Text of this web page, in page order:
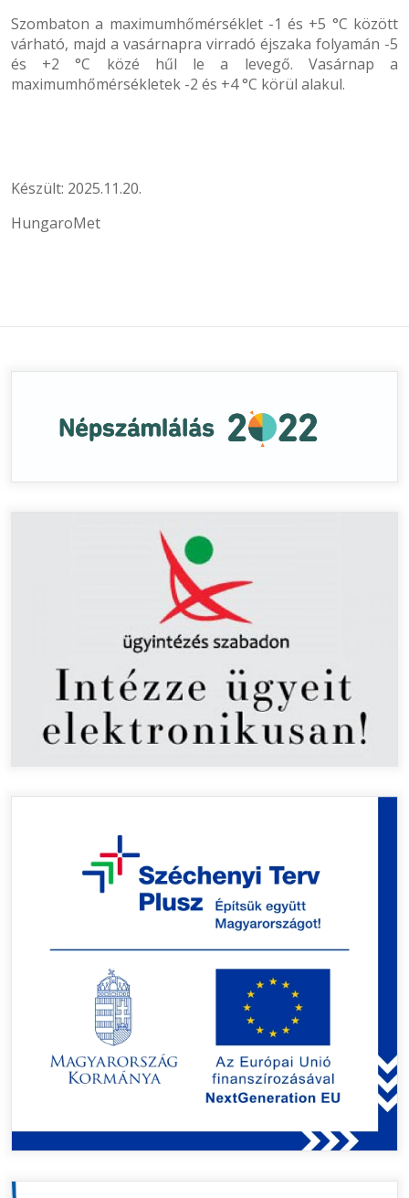
Szombaton a maximumhőmérséklet -1 és +5 °C között
várható, majd a vasárnapra virradó éjszaka folyamán -5
és +2 °C közé hűl le a levegő. Vasárnap a
maximumhőmérsékletek -2 és +4 °C körül alakul.
Készült: 2025.11.20.
HungaroMet